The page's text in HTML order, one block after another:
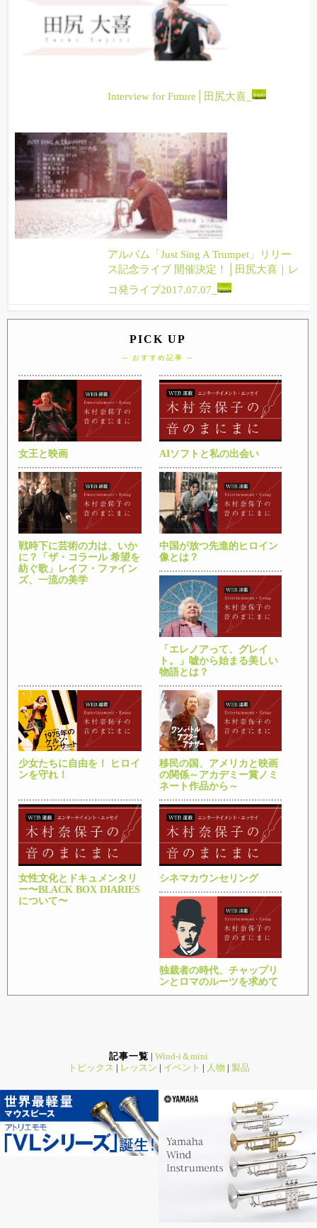
Interview for Future│田尻大喜_
アルバム「Just Sing A Trumpet」リリー
ス記念ライブ 開催決定！│田尻大喜｜レ
コ発ライブ2017.07.07_
PICK UP
─ おすすめ記事 ─
女王と映画 AIソフトと私の出会い
戦時下に芸術の力は、いか
に？「ザ・コラール 希望を
紡ぐ歌」レイフ・ファイン
ズ、一流の美学
中国が放つ先進的ヒロイン
像とは？
「エレノアって、グレイ
ト。」嘘から始まる美しい
物語とは？
少女たちに自由を！ ヒロイ
ンを守れ！
移民の国、アメリカと映画
の関係～アカデミー賞ノミ
ネート作品から～
女性文化とドキュメンタリ
ー〜BLACK BOX DIARIES
について〜
シネマカウンセリング
独裁者の時代、チャップリ
ンとロマのルーツを求めて
記事一覧 | Wind-i＆mini
トピックス | レッスン | イベント | 人物 | 製品